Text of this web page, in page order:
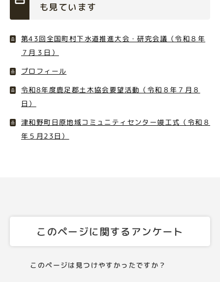
も見ています
第43回全国町村下水道推進大会・研究会議（令和８年
７月３日）
プロフィール
令和8年度鹿足郡土木協会要望活動（令和８年７月８
日）
津和野町日原地域コミュニティセンター竣工式（令和８
年５月23日）
このページに関するアンケート
このページは見つけやすかったですか？